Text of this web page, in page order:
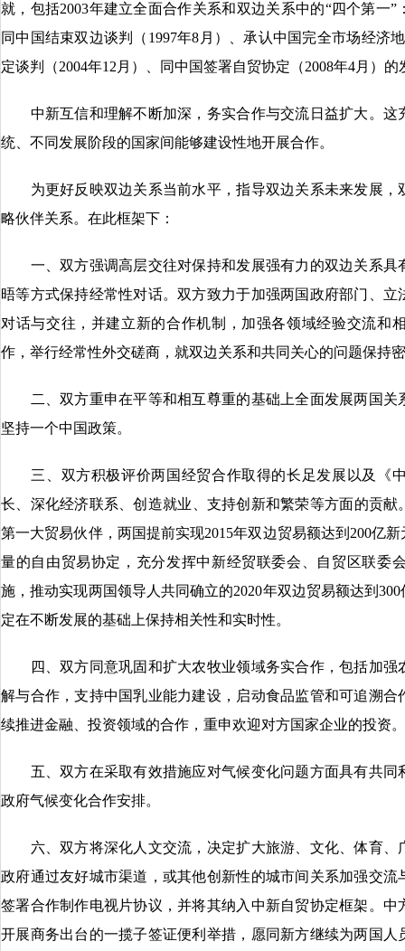
就，包括2003年建立全面合作关系和双边关系中的“四个第一
同中国结束双边谈判（1997年8月）、承认中国完全市场经济
定谈判（2004年12月）、同中国签署自贸协定（2008年4月）的
中新互信和理解不断加深，务实合作与交流日益扩大。这
统、不同发展阶段的国家间能够建设性地开展合作。
为更好反映双边关系当前水平，指导双边关系未来发展，
略伙伴关系。在此框架下：
一、双方强调高层交往对保持和发展强有力的双边关系具
晤等方式保持经常性对话。双方致力于加强两国政府部门、
对话与交往，并建立新的合作机制，加强各领域经验交流和
作，举行经常性外交磋商，就双边关系和共同关心的问题保持
二、双方重申在平等和相互尊重的基础上全面发展两国关
坚持一个中国政策。
三、双方积极评价两国经贸合作取得的长足发展以及《
长、深化经济联系、创造就业、支持创新和繁荣等方面的贡
第一大贸易伙伴，两国提前实现2015年双边贸易额达到200亿
量的自由贸易协定，充分发挥中新经贸联委会、自贸区联委
施，推动实现两国领导人共同确立的2020年双边贸易额达到
定在不断发展的基础上保持相关性和实时性。
四、双方同意巩固和扩大农牧业领域务实合作，包括加强
解与合作，支持中国乳业能力建设，启动食品监管和可追溯
续推进金融、投资领域的合作，重申欢迎对方国家企业的投资。
五、双方在采取有效措施应对气候变化问题方面具有共同
政府气候变化合作安排。
六、双方将深化人文交流，决定扩大旅游、文化、体育、
政府通过友好城市渠道，或其他创新性的城市间关系加强交
签署合作制作电视片协议，并将其纳入中新自贸协定框架。
开展商务出台的一揽子签证便利举措，愿同新方继续为两国